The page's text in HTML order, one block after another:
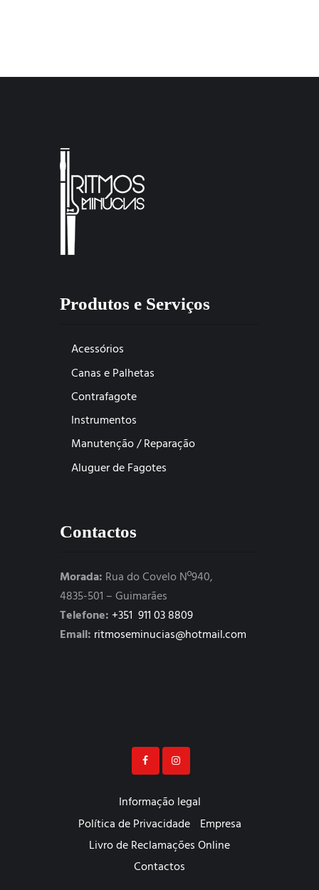
Produtos e Serviços
Acessórios
Canas e Palhetas
Contrafagote
Instrumentos
Manutenção / Reparação
Aluguer de Fagotes
Contactos
Morada: Rua do Covelo Nº940,
4835-501 – Guimarães
Telefone: +351 911 03 8809
Email: ritmoseminucias@hotmail.com
Informação legal
Política de Privacidade Empresa
Livro de Reclamações Online
Contactos